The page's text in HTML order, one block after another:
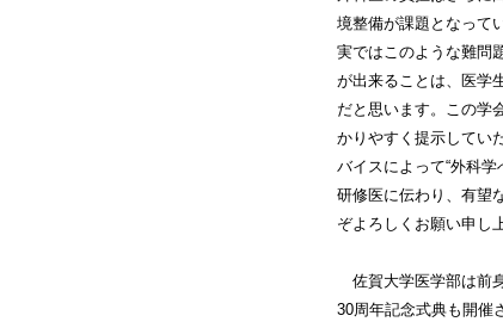
境整備が課題となって
実ではこのような難問
が出来ることは、医学
だと思います。この学
かりやすく提示してい
バイスによって“外科
研修医に伝わり、有望
ぞよろしくお願い申し
佐賀大学医学部は前
30周年記念式典も開催